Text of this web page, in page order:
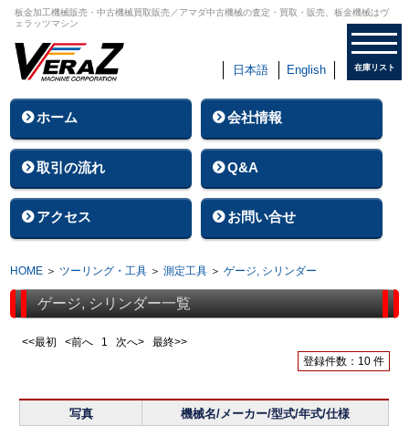
在庫リスト
板金加工機械販売・中古機械買取販売／アマダ中古機械の査定・買取・販売、板金機械はヴ
ェラッツマシン
日本語 English
ホーム 会社情報
取引の流れ Q&A
アクセス お問い合せ
HOME ＞ ツーリング・工具 ＞測定工具 ＞ゲージ, シリンダー
ゲージ, シリンダー一覧
<<最初 <前へ 1
次へ> 最終>>
登録件数：10 件
写真
機械名/メーカー/型式/年式/仕様